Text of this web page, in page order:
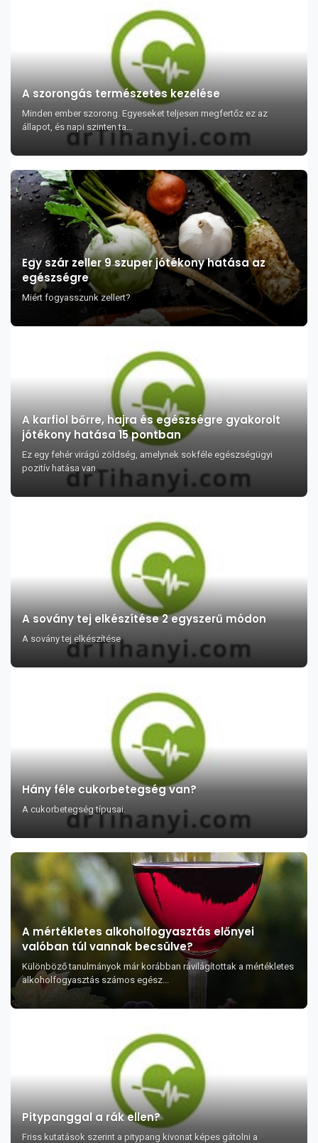
A szorongás természetes kezelése
Minden ember szorong. Egyeseket teljesen megfertőz ez az
állapot, és napi szinten ta...
Egy szár zeller 9 szuper jótékony hatása az
egészségre
Miért fogyasszunk zellert?
A karfiol bőrre, hajra és egészségre gyakorolt
jótékony hatása 15 pontban
Ez egy fehér virágú zöldség, amelynek sokféle egészségügyi
pozitív hatása van.
A sovány tej elkészítése 2 egyszerű módon
A sovány tej elkészítése
Hány féle cukorbetegség van?
A cukorbetegség típusai.
A mértékletes alkoholfogyasztás előnyei
valóban túl vannak becsülve?
Különböző tanulmányok már korábban rávilágítottak a mértékletes
alkoholfogyasztás számos egész...
Pitypanggal a rák ellen?
Friss kutatások szerint a pitypang kivonat képes gátolni a